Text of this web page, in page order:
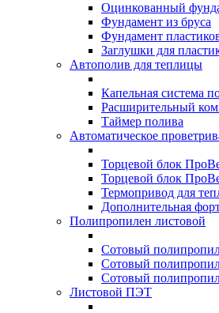
Оцинкованный
Фундамент из бруса
Фундамент
Заглушки для
Автополив для теплицы
Капельная система
Расширительный
Таймер полива
Автоматическое
Торцевой блок
Торцевой блок
Термопривод для
Дополнительная
Полипропилен листовой
Сотовый
Сотовый
Сотовый
Листовой ПЭТ